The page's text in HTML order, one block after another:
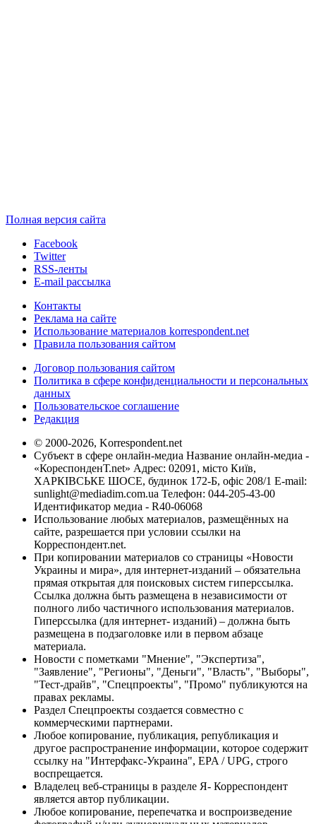
Полная версия сайта
Facebook
Twitter
RSS-ленты
E-mail рассылка
Контакты
Реклама на сайте
Использование материалов korrespondent.net
Правила пользования сайтом
Договор пользования сайтом
Политика в сфере конфиденциальности и персональных
данных
Пользовательское соглашение
Редакция
© 2000-2026, Korrespondent.net
Субъект в сфере онлайн-медиа Название онлайн-медиа -
«КореспонденТ.net» Адрес: 02091, місто Київ,
ХАРКІВСЬКЕ ШОСЕ, будинок 172-Б, офіс 208/1 E-mail:
sunlight@mediadim.com.ua Телефон: 044-205-43-00
Идентификатор медиа - R40-06068
Использование любых материалов, размещённых на
сайте, разрешается при условии ссылки на
Корреспондент.net.
При копировании материалов со страницы «Новости
Украины и мира», для интернет-изданий – обязательна
прямая открытая для поисковых систем гиперссылка.
Ссылка должна быть размещена в независимости от
полного либо частичного использования материалов.
Гиперссылка (для интернет- изданий) – должна быть
размещена в подзаголовке или в первом абзаце
материала.
Новости с пометками "Мнение", "Экспертиза",
"Заявление", "Регионы", "Деньги", "Власть", "Выборы",
"Тест-драйв", "Спецпроекты", "Промо" публикуются на
правах рекламы.
Раздел Спецпроекты создается совместно с
коммерческими партнерами.
Любое копирование, публикация, републикация и
другое распространение информации, которое содержит
ссылку на "Интерфакс-Украина", EPA / UPG, строго
воспрещается.
Владелец веб-страницы в разделе Я- Корреспондент
является автор публикации.
Любое копирование, перепечатка и воспроизведение